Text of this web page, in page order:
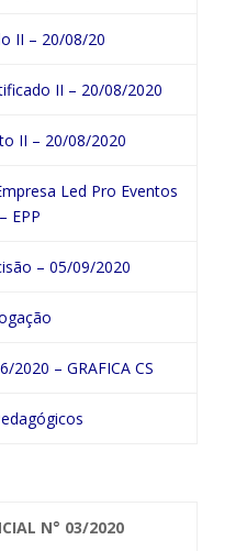
II – 20/08/20
II – 20/08/2020
II – 20/08/2020
Led Pro Eventos
EPP
– 05/09/2020
2020 – GRAFICA CS
N° 03/2020